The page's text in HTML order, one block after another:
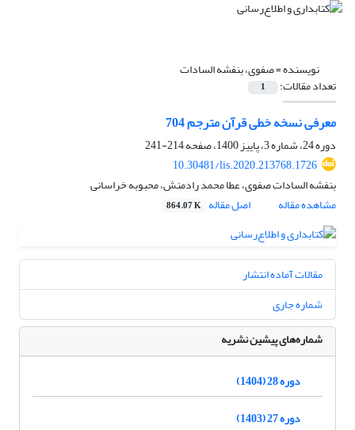
نویسنده =صفوی، بنفشه السادات
تعداد مقالات: 1
معرفی نسخه خطی قرآن مترجم 704
دوره 24، شماره 3، پاییز 1400، صفحه
214-241
10.30481/lis.2020.213768.1726
بنفشه السادات صفوی، عطا محمد رادمنش، محبوبه خراسانی
مشاهده مقاله
اصل مقاله 864.07 K
مقالات آماده انتشار
شماره جاری
شماره‌های پیشین نشریه
دوره 28 (1404)
دوره 27 (1403)